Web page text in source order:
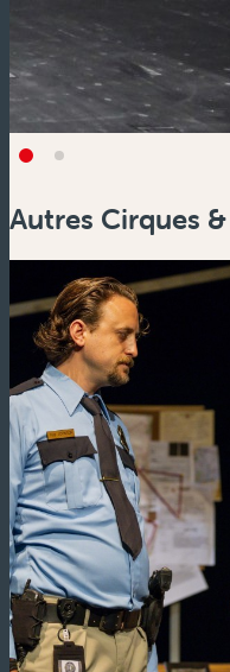
Autres Cirques